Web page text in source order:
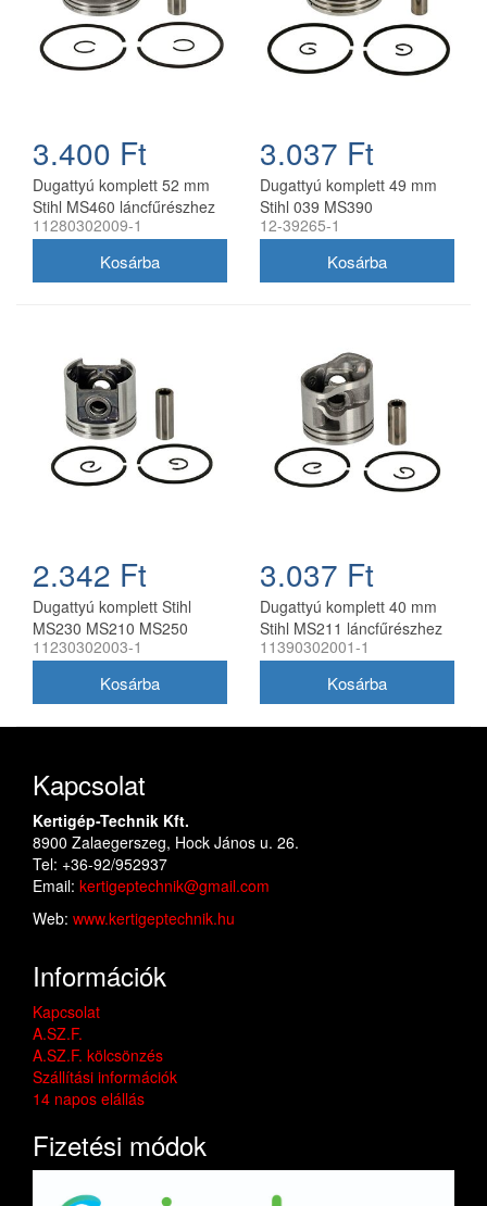
3.400 Ft
Dugattyú komplett 52 mm
Stihl MS460 láncfűrészhez
utángyártott
11280302009-1
3.037 Ft
Dugattyú komplett 49 mm
Stihl 039 MS390
láncfűrészhez utángyártott
12-39265-1
2.342 Ft
Dugattyú komplett Stihl
MS230 MS210 MS250
láncfűrészhez 40 mm
11230302003-1
3.037 Ft
Dugattyú komplett 40 mm
Stihl MS211 láncfűrészhez
utángyártott
11390302001-1
Kapcsolat
Kertigép-Technik Kft.
8900 Zalaegerszeg, Hock János u. 26.
Tel: +36-92/952937
Email: kertigeptechnik@gmail.com
Web: www.kertigeptechnik.hu
Információk
Kapcsolat
A.SZ.F.
A.SZ.F. kölcsönzés
Szállítási információk
14 napos elállás
Fizetési módok